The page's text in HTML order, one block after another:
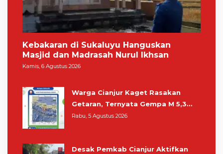
Kebakaran di Sukaluyu Hanguskan
Masjid dan Madrasah Nurul Ikhsan
Kamis, 6 Agustus 2026
Warga Cianjur Kaget Rasakan
Getaran, Ternyata Gempa M 5,3
Berpusat di Pangandaran
Rabu, 5 Agustus 2026
Desak Pemkab Cianjur Aktifkan